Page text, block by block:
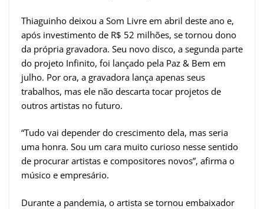
Thiaguinho deixou a Som Livre em abril deste ano e,
após investimento de R$ 52 milhões, se tornou dono
da própria gravadora. Seu novo disco, a segunda parte
do projeto Infinito, foi lançado pela Paz & Bem em
julho. Por ora, a gravadora lança apenas seus
trabalhos, mas ele não descarta tocar projetos de
outros artistas no futuro.
“Tudo vai depender do crescimento dela, mas seria
uma honra. Sou um cara muito curioso nesse sentido
de procurar artistas e compositores novos”, afirma o
músico e empresário.
Durante a pandemia, o artista se tornou embaixador